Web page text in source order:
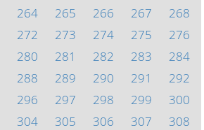
264 265 266 267
268
272 273 274 275
276
280 281 282 283
284
288 289 290 291
292
296 297 298 299
300
304 305 306 307
308